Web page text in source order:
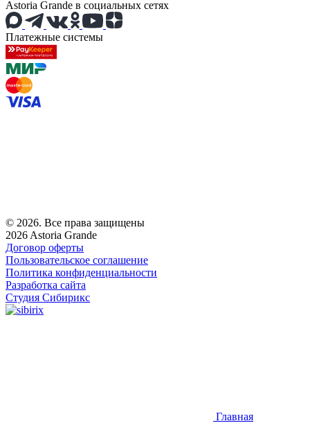
Astoria Grande в социальных сетях
Платежные системы
© 2026. Все права защищены
2026 Astoria Grande
Договор оферты
Пользовательское соглашение
Политика конфиденциальности
Разработка сайта
Студия Сибирикс
Главная